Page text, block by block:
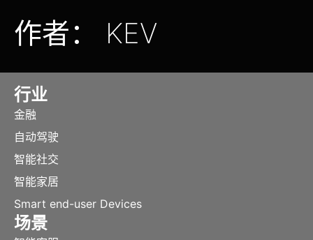
作者： KEV
行业
金融
自动驾驶
智能社交
智能家居
Smart end-user Devices
场景